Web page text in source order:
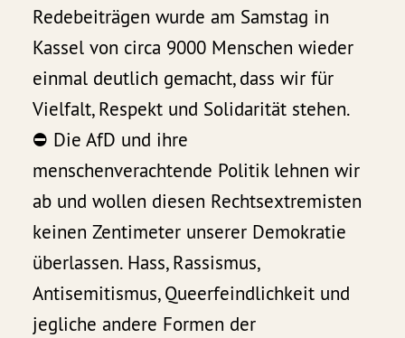
Redebeiträgen wurde am Samstag in
Kassel von circa 9000 Menschen wieder
einmal deutlich gemacht, dass wir für
Vielfalt, Respekt und Solidarität stehen.
⛔ Die AfD und ihre
menschenverachtende Politik lehnen wir
ab und wollen diesen Rechtsextremisten
keinen Zentimeter unserer Demokratie
überlassen. Hass, Rassismus,
Antisemitismus, Queerfeindlichkeit und
jegliche andere Formen der